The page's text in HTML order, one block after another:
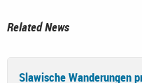
Related News
Slawische Wanderungen